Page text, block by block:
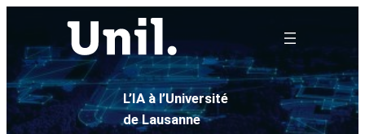
contenu
L’IA à l’Université
de Lausanne